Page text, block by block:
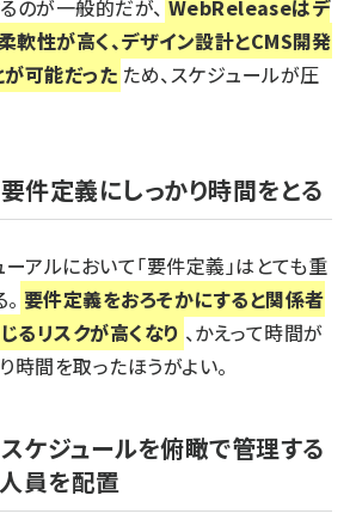
のが一般的だが、 WebReleaseはデ
軟性が高く、デザイン設計とCMS開発
が可能だった ため、スケジュールが圧
要件定義にしっかり時間をとる
アルにおいて「要件定義」はとても重
要件定義をおろそかにすると関係者
るリスクが高くなり 、かえって時間が
時間を取ったほうがよい。
スケジュールを俯瞰で管理する
員を配置